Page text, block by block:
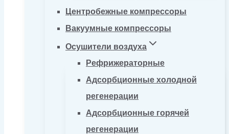
Центробежные компрессоры
Вакуумные компрессоры
Осушители воздуха
Рефрижераторные
Адсорбционные холодной
регенерации
Адсорбционные горячей
регенерации